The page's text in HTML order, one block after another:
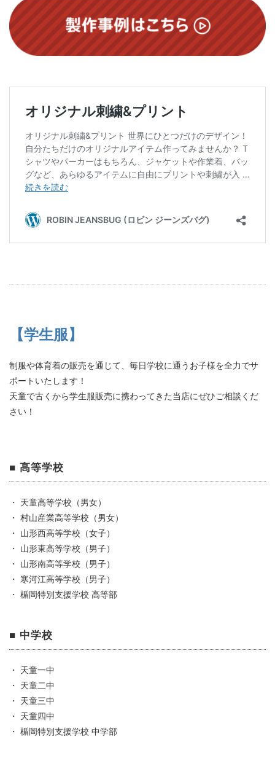
【学生服】
制服や体育着の販売を通じて、毎日学校に通うお子様を全力でサ
ポートいたします！
天童で古くから学生服販売に携わってきた当店にぜひご相談くだ
さい！
■ 高等学校
・ 天童高等学校（男女）
・ 村山産業高等学校（男女）
・ 山形西高等学校（女子）
・ 山形東高等学校（男子）
・ 山形南高等学校（男子）
・ 寒河江高等学校（男子）
・ 楯岡特別支援学校 高等部
■ 中学校
・ 天童一中
・ 天童二中
・ 天童三中
・ 天童四中
・ 楯岡特別支援学校 中学部